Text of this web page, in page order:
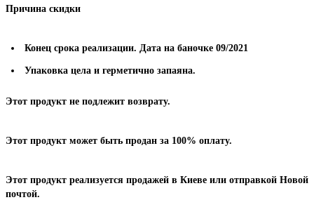
Причина скидки
Конец срока реализации. Дата на баночке 09/2021
Упаковка цела и герметично запаяна.
Этот продукт не подлежит возврату.
Этот продукт может быть продан за 100% оплату.
Этот продукт реализуется продажей в Киеве или отправкой Новой
почтой.